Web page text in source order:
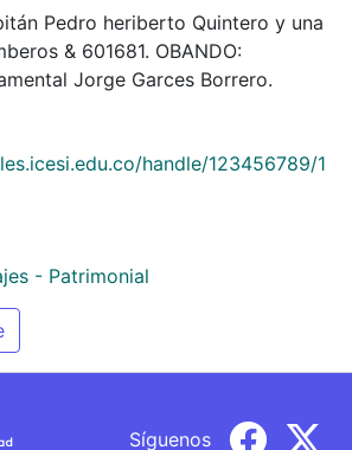
Pedro heriberto Quintero y una
& 601681. OBANDO:
Jorge Garces Borrero.
handle/123456789/1
- Patrimonial
Síguenos